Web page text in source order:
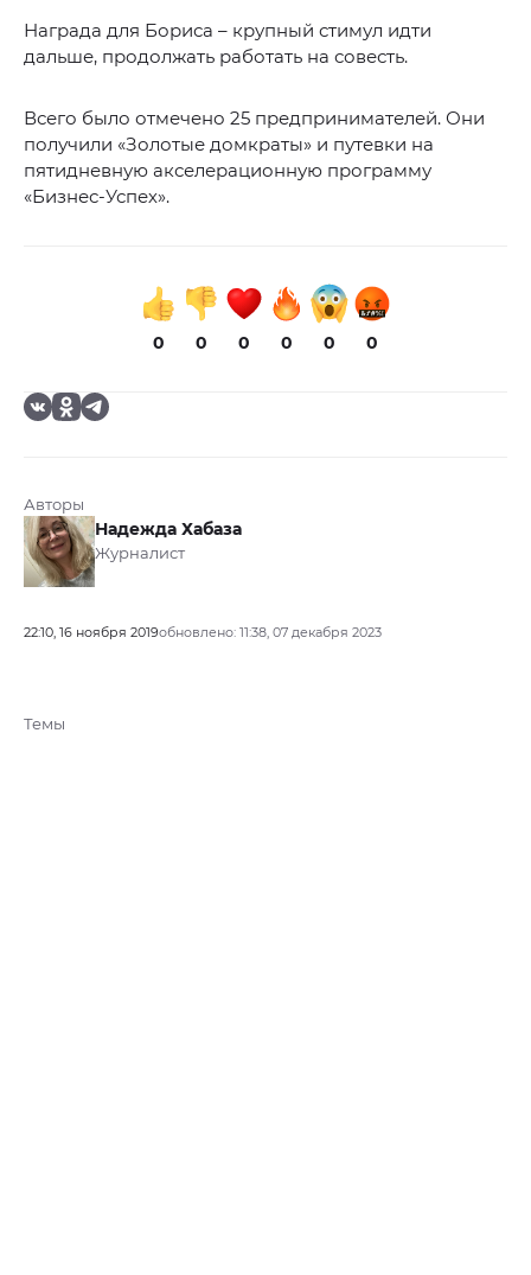
Награда для Бориса – крупный стимул идти
дальше, продолжать работать на совесть.
Всего было отмечено 25 предпринимателей. Они
получили «Золотые домкраты» и путевки на
пятидневную акселерационную программу
«Бизнес-Успех».
0 0 0 0 0 0
Авторы
Надежда Хабаза
Журналист
22:10, 16 ноября 2019обновлено: 11:38, 07 декабря 2023
Темы